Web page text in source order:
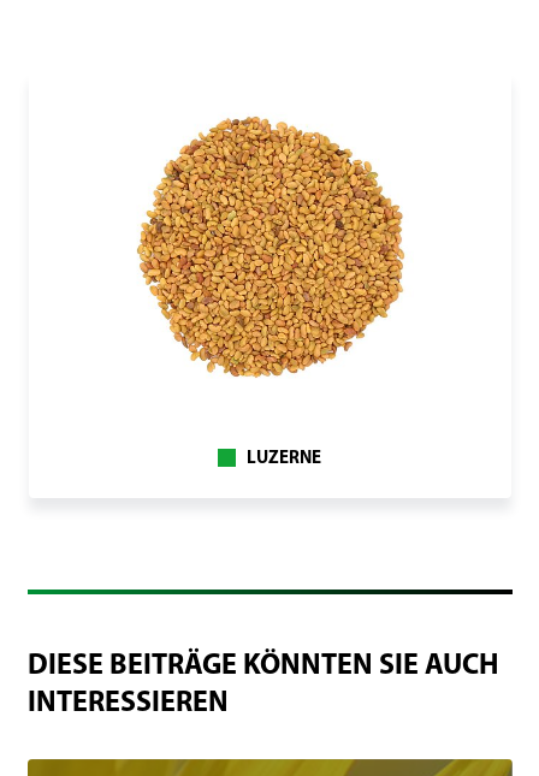
LUZERNE
DIESE BEITRÄGE KÖNNTEN SIE AUCH
INTERESSIEREN